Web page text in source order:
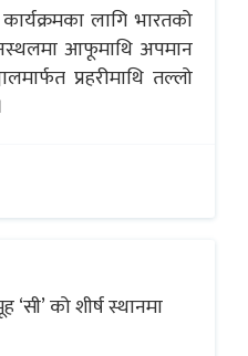
लागि भारतको
आफूमाथि अपमान
प्रहरीमाथि तल्लो
‘सी’ को शीर्ष स्थानमा